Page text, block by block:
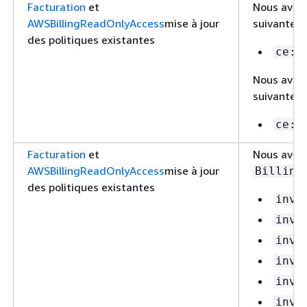
Facturation et
AWSBillingReadOnlyAccessmise à jour
des politiques existantes
Nous
suivantes
Nous
suivantes
Facturation et
AWSBillingReadOnlyAccessmise à jour
des politiques existantes
Nous
Billing